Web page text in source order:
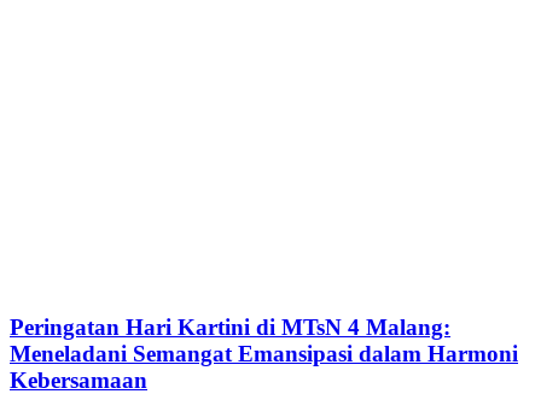
Peringatan Hari Kartini di MTsN 4 Malang:
Meneladani Semangat Emansipasi dalam Harmoni
Kebersamaan